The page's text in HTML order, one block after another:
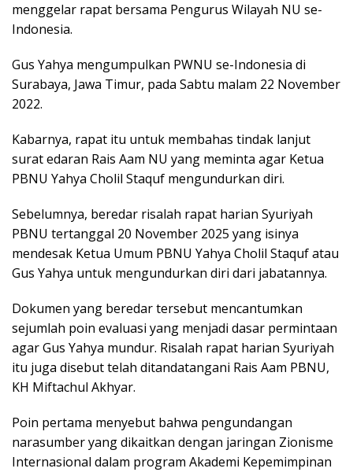
menggelar rapat bersama Pengurus Wilayah NU se-
Indonesia.
Gus Yahya mengumpulkan PWNU se-Indonesia di
Surabaya, Jawa Timur, pada Sabtu malam 22 November
2022.
Kabarnya, rapat itu untuk membahas tindak lanjut
surat edaran Rais Aam NU yang meminta agar Ketua
PBNU Yahya Cholil Staquf mengundurkan diri.
Sebelumnya, beredar risalah rapat harian Syuriyah
PBNU tertanggal 20 November 2025 yang isinya
mendesak Ketua Umum PBNU Yahya Cholil Staquf atau
Gus Yahya untuk mengundurkan diri dari jabatannya.
Dokumen yang beredar tersebut mencantumkan
sejumlah poin evaluasi yang menjadi dasar permintaan
agar Gus Yahya mundur. Risalah rapat harian Syuriyah
itu juga disebut telah ditandatangani Rais Aam PBNU,
KH Miftachul Akhyar.
Poin pertama menyebut bahwa pengundangan
narasumber yang dikaitkan dengan jaringan Zionisme
Internasional dalam program Akademi Kepemimpinan